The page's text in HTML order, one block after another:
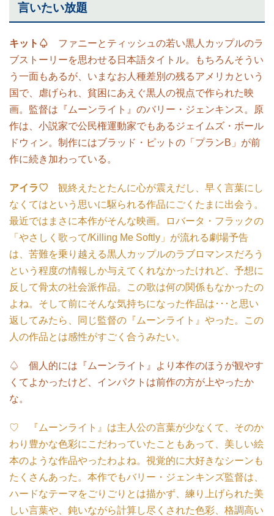
言いたい放題
キット♤ ファニーとティッシュの若い黒人カップルのラ
ブストーリーを思わせる日本語タイトル。もちろんそうい
う一面もあるが、いまなお人種差別の残るアメリカという
国で、虐げられ、貧困にあえぐ黒人の視点で作られた映
画。監督は『ムーンライト』のバリー・ジェンキンス。原
作は、小説家で公民権運動家でもあるジェイムズ・ボール
ドウィン。制作にはブラッド・ピットの「プランB」が前
作に続き加わっている。
アイラ♡ 観終えたとたんに心が震えだし、早く言葉にし
なくてはという思いに駆られる作品にごくたまに出会う。
最近ではまさに本作がそんな映画。ロバータ・フラックの
「やさしく歌って/Killing Me Softly」が流れる劇場予告
は、苦難を乗り越える黒人カップルのラブロマンスだろう
という程度の情報しか与えてくれなかったけれど、予想に
反して骨太の社会派作品。この歌は何の関係もなかったの
よね。そして前にそんな気持ちになった作品は･･･と思い
返してみたら、同じ監督の『ムーンライト』やった。この
人の作品とは感性がすごく合うみたい。
♤ 個人的には『ムーンライト』より本作のほうが観やす
くてよかったけど、インパクトは前作の方が上やったか
な。
♡ 『ムーンライト』は主人公の言葉が少なくて、そのか
わり豊かな色彩にこだわっていたこともあって、美しい絵
本のような作品やったわよね。視覚的に大好きなシーンも
たくさんあった。本作でもバリー・ジェンキンズ監督は、
ハードなテーマをごりごりとは描かず、練り上げられた美
しい言葉や、鈍いながら計算し尽くされた色彩、格調高い